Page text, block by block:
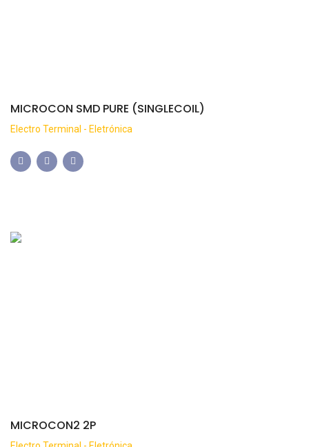
MICROCON SMD PURE (SINGLECOIL)
Electro Terminal - Eletrónica
MICROCON2 2P